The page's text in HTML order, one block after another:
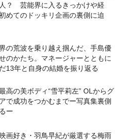
？ 芸能界に入るきっかけや経
めてのドッキリ企画の裏側に迫
の荒波を乗り越え掴んだ、手島優
のかたち。マネージャーとともに
13年と自身の結婚を振り返る
高の美ボディ“雪平莉左” OLからグ
で成功をつかむまでー写真集裏側
ー
画好き・羽鳥早紀が厳選する梅雨